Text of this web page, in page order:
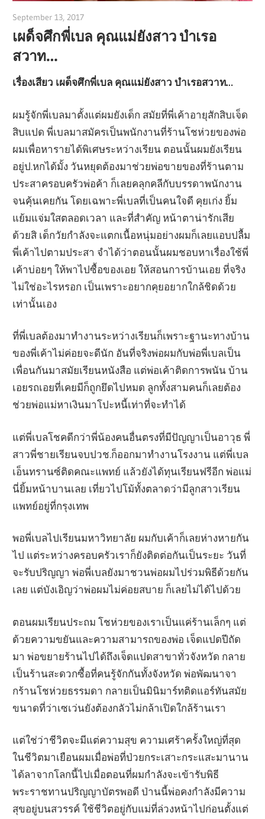
September 13, 2017
เผด็จศึกพี่เบล คุณแม่ยังสาว บำเรอ
สวาท…
เรื่องเสียว เผด็จศึกพี่เบล คุณแม่ยังสาว บำเรอสวาท…
ผมรู้จักพี่เบลมาตั้งแต่ผมยังเด็ก สมัยที่พี่เค้าอายุสักสิบเจ็ด
สิบแปด พี่เบลมาสมัครเป็นพนักงานที่ร้านโชห่วยของพ่อ
ผมเพื่อหารายได้พิเศษระหว่างเรียน ตอนนั้นผมยังเรียน
อยู่ป.หกได้มั้ง วันหยุดต้องมาช่วยพ่อขายของที่ร้านตาม
ประสาครอบครัวพ่อค้า ก็เลยคลุกคลีกับบรรดาพนักงาน
จนคุ้นเคยกัน โดยเฉพาะพี่เบลที่เป็นคนใจดี คุยเก่ง ยิ้ม
แย้มแจ่มใสตลอดเวลา และที่สำคัญ หน้าตาน่ารักเสีย
ด้วยสิ เด็กวัยกำลังจะแตกเนื้อหนุ่มอย่างผมก็เลยแอบปลื้ม
พี่เค้าไปตามประสา จำได้ว่าตอนนั้นผมชอบหาเรื่องใช้พี่
เค้าบ่อยๆ ให้พาไปซื้อของเอย ให้สอนการบ้านเอย ที่จริง
ไม่ใช่อะไรหรอก เป็นเพราะอยากคุยอยากใกล้ชิดด้วย
เท่านั้นเอง
ที่พี่เบลต้องมาทำงานระหว่างเรียนก็เพราะฐานะทางบ้าน
ของพี่เค้าไม่ค่อยจะดีนัก อันที่จริงพ่อผมกับพ่อพี่เบลเป็น
เพื่อนกันมาสมัยเรียนหนังสือ แต่พ่อเค้าติดการพนัน บ้าน
เอยรถเอยที่เคยมีก็ถูกยึดไปหมด ลูกทั้งสามคนก็เลยต้อง
ช่วยพ่อแม่หาเงินมาโปะหนี้เท่าที่จะทำได้
แต่พี่เบลโชคดีกว่าพี่น้องคนอื่นตรงที่มีปัญญาเป็นอาวุธ พี่
สาวพี่ชายเรียนจบปวช.ก็ออกมาทำงานโรงงาน แต่พี่เบล
เอ็นทรานซ์ติดคณะแพทย์ แล้วยังได้ทุนเรียนฟรีอีก พ่อแม่
นี่ยิ้มหน้าบานเลย เที่ยวไปโม้ทั้งตลาดว่ามีลูกสาวเรียน
แพทย์อยู่ที่กรุงเทพ
พอพี่เบลไปเรียนมหาวิทยาลัย ผมกับเค้าก็เลยห่างหายกัน
ไป แต่ระหว่างครอบครัวเราก็ยังติดต่อกันเป็นระยะ วันที่
จะรับปริญญา พ่อพี่เบลยังมาชวนพ่อผมไปร่วมพิธีด้วยกัน
เลย แต่บังเอิญว่าพ่อผมไม่ค่อยสบาย ก็เลยไม่ได้ไปด้วย
ตอนผมเรียนประถม โชห่วยของเราเป็นแค่ร้านเล็กๆ แต่
ด้วยความขยันและความสามารถของพ่อ เจ็ดแปดปีถัด
มา พ่อขยายร้านไปได้ถึงเจ็ดแปดสาขาทั่วจังหวัด กลาย
เป็นร้านสะดวกซื้อที่คนรู้จักกันทั้งจังหวัด พ่อพัฒนาจา
กร้านโชห่วยธรรมดา กลายเป็นมินิมาร์ทติดแอร์ทันสมัย
ขนาดที่ว่าเซเว่นยังต้องกลัวไม่กล้าเปิดใกล้ร้านเรา
แต่ใช่ว่าชีวิตจะมีแต่ความสุข ความเศร้าครั้งใหญ่ที่สุด
ในชีวิตมาเยือนผมเมื่อพ่อที่ป่วยกระเสาะกระแสะมานาน
ได้ลาจากโลกนี้ไปเมื่อตอนที่ผมกำลังจะเข้ารับพิธี
พระราชทานปริญญาบัตรพอดี ป่านนี้พ่อคงกำลังมีความ
สุขอยู่บนสวรรค์ ใช้ชีวิตอยู่กับแม่ที่ล่วงหน้าไปก่อนตั้งแต่